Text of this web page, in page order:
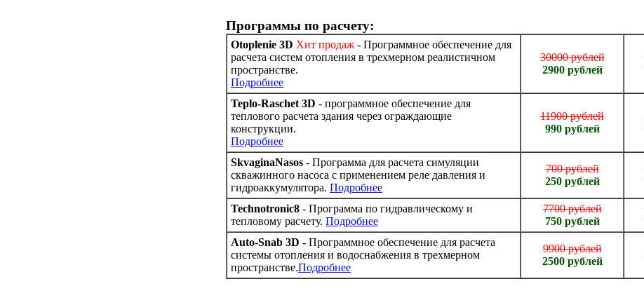
Программы по расчету:
Otoplenie 3D Хит продаж - Программное обеспечение для
расчета систем отопления в трехмерном реалистичном
пространстве.
Подробнее
30000 рублей
2900 рублей
Teplo-Raschet 3D - программное обеспечение для
теплового расчета здания через ограждающие
конструкции.
Подробнее
11900 рублей
990 рублей
SkvaginaNasos - Программа для расчета симуляции
скважинного насоса с применением реле давления и
гидроаккумулятора. Подробнее
700 рублей
250 рублей
Technotronic8 - Программа по гидравлическому и
тепловому расчету. Подробнее
7700 рублей
750 рублей
Auto-Snab 3D - Программное обеспечение для расчета
системы отопления и водоснабжения в трехмерном
пространстве.Подробнее
9900 рублей
2500 рублей